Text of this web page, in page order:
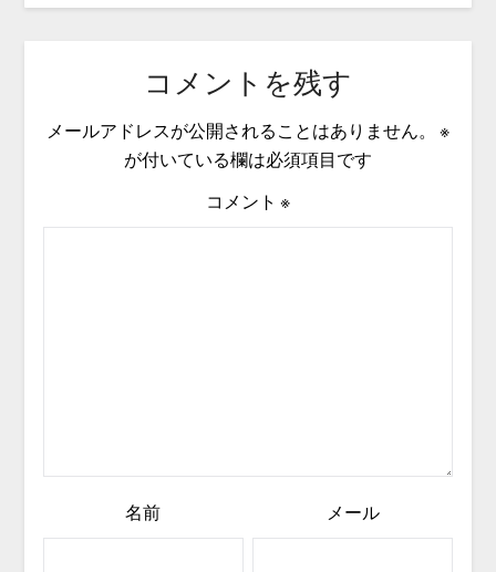
コメントを残す
メールアドレスが公開されることはありません。
※
が付いている欄は必須項目です
コメント ※
名前 メール